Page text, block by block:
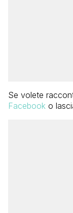
Se volete
Facebook o